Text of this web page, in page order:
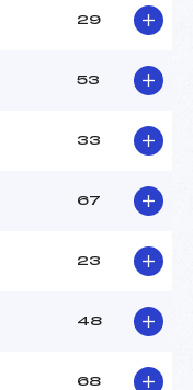
29
53
33
67
23
48
68